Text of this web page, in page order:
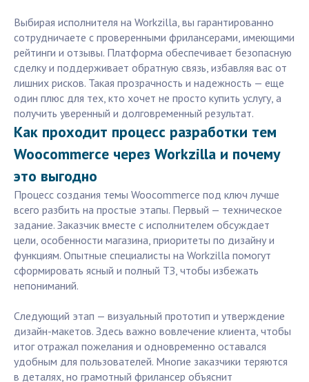
Выбирая исполнителя на Workzilla, вы гарантированно
сотрудничаете с проверенными фрилансерами, имеющими
рейтинги и отзывы. Платформа обеспечивает безопасную
сделку и поддерживает обратную связь, избавляя вас от
лишних рисков. Такая прозрачность и надежность — еще
один плюс для тех, кто хочет не просто купить услугу, а
получить уверенный и долговременный результат.
Как проходит процесс разработки тем
Woocommerce через Workzilla и почему
это выгодно
Процесс создания темы Woocommerce под ключ лучше
всего разбить на простые этапы. Первый — техническое
задание. Заказчик вместе с исполнителем обсуждает
цели, особенности магазина, приоритеты по дизайну и
функциям. Опытные специалисты на Workzilla помогут
сформировать ясный и полный ТЗ, чтобы избежать
непониманий.
Следующий этап — визуальный прототип и утверждение
дизайн-макетов. Здесь важно вовлечение клиента, чтобы
итог отражал пожелания и одновременно оставался
удобным для пользователей. Многие заказчики теряются
в деталях, но грамотный фрилансер объяснит